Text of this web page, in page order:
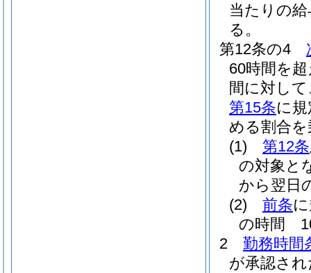
当たりの
る。
第12条の4
60時間を
間に対して
第15条に
める割合
(1)
第12条
の対象と
から翌日
(2)
前条
の時間
2
勤務時間
が承認さ